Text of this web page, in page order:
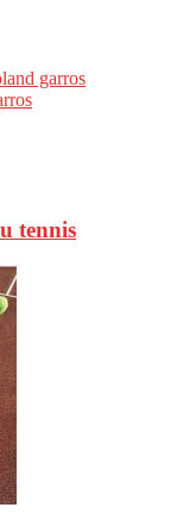
garros
tennis